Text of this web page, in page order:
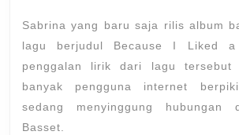
Sabrina yang baru saja rilis album
lagu berjudul Because I Liked a
penggalan lirik dari lagu tersebut
banyak pengguna internet
sedang menyinggung hubungan
Basset.